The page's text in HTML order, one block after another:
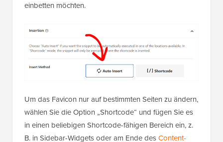
Um das Favicon nur auf bestimmten Seiten zu ändern,
in einen beliebigen Shortcode-fähigen Bereich ein, z.
B. in Sidebar-Widgets oder am Ende desContent-
Editors.